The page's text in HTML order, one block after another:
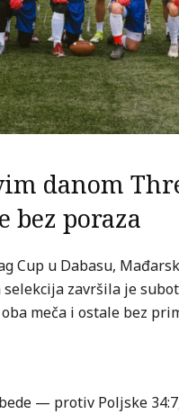
danom
bez poraza
Cup u Dabasu,
završila je
meča i ostale bez
— protiv Poljske